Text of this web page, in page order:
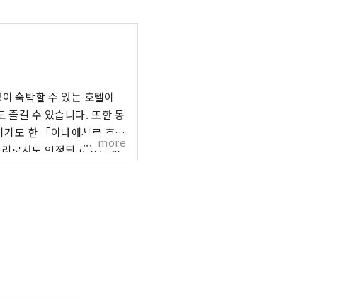
숙박할 수 있는 호텔이
즐길 수 있습니다. 또한 동
도 한 「이나에시로 호
로서도 인정되고 있는 이
등의 식문화나 액티비티
more